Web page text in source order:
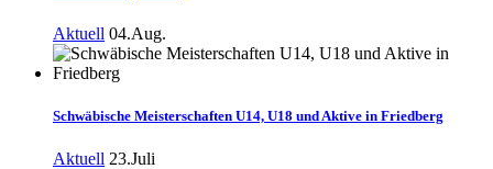
Aktuell 04.Aug.
Schwäbische Meisterschaften U14, U18 und Aktive in Friedberg
Aktuell 23.Juli